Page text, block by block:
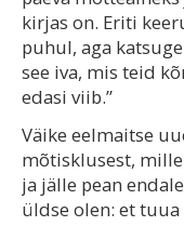
kirjas on. Eriti
puhul, aga
see iva, mis teid
edasi viib.”
Väike eelmaitse
mõtisklusest, mille
ja jälle pean
üldse olen: et